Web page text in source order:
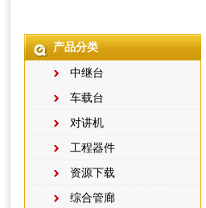
产品分类
中继台
车载台
对讲机
工程器件
资源下载
综合管廊